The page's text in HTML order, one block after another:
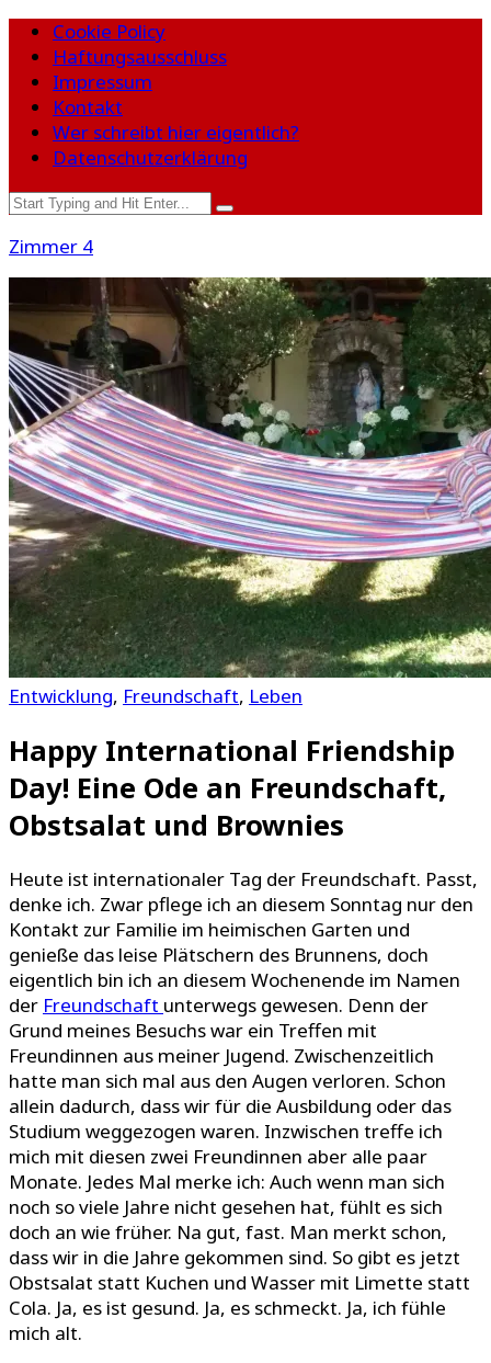
Cookie Policy
Haftungsausschluss
Impressum
Kontakt
Wer schreibt hier eigentlich?
Datenschutzerklärung
Zimmer 4
Entwicklung, Freundschaft, Leben
Happy International Friendship
Day! Eine Ode an Freundschaft,
Obstsalat und Brownies
Heute ist internationaler Tag der Freundschaft. Passt,
denke ich. Zwar pflege ich an diesem Sonntag nur den
Kontakt zur Familie im heimischen Garten und
genieße das leise Plätschern des Brunnens, doch
eigentlich bin ich an diesem Wochenende im Namen
der Freundschaft unterwegs gewesen. Denn der
Grund meines Besuchs war ein Treffen mit
Freundinnen aus meiner Jugend. Zwischenzeitlich
hatte man sich mal aus den Augen verloren. Schon
allein dadurch, dass wir für die Ausbildung oder das
Studium weggezogen waren. Inzwischen treffe ich
mich mit diesen zwei Freundinnen aber alle paar
Monate. Jedes Mal merke ich: Auch wenn man sich
noch so viele Jahre nicht gesehen hat, fühlt es sich
doch an wie früher. Na gut, fast. Man merkt schon,
dass wir in die Jahre gekommen sind. So gibt es jetzt
Obstsalat statt Kuchen und Wasser mit Limette statt
Cola. Ja, es ist gesund. Ja, es schmeckt. Ja, ich fühle
mich alt.